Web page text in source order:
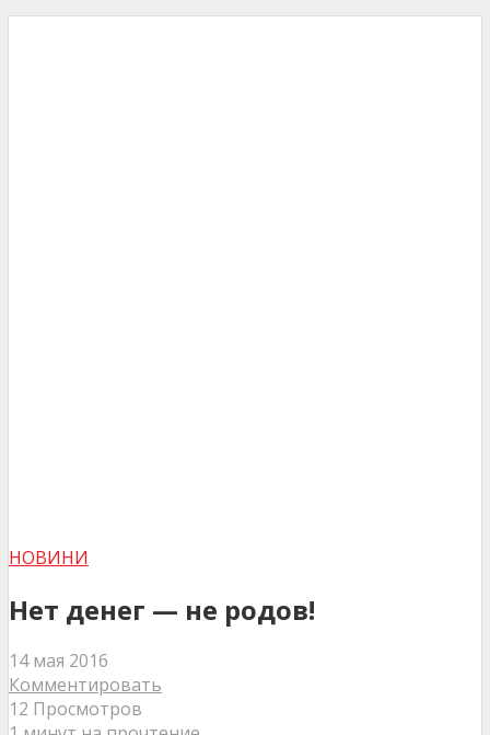
НОВИНИ
Нет денег — не родов!
14 мая 2016
Комментировать
12 Просмотров